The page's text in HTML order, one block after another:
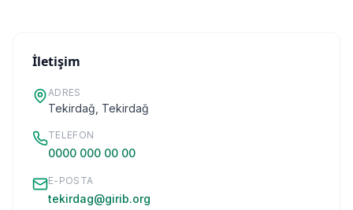
İletişim
ADRES
Tekirdağ , Tekirdağ
TELEFON
0000 000 00 00
E-POSTA
tekirdag@girib.org